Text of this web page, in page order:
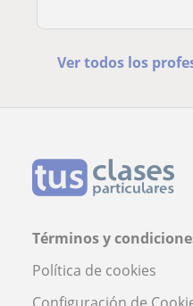
Ver todos los
Términos y
Política de cookies